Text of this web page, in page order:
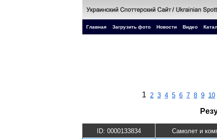
Главная Загрузить фото Новости Видео
1 2 3 4 5 6 7 8 9 10
ID: 0000133834 Самолет и